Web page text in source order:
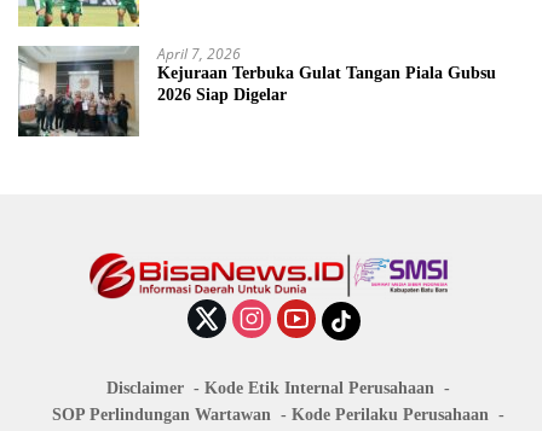
April 7, 2026
Kejuraan Terbuka Gulat Tangan Piala Gubsu
2026 Siap Digelar
Disclaimer
Kode Etik Internal Perusahaan
SOP Perlindungan Wartawan
Kode Perilaku Perusahaan